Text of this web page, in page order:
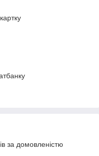
за домовленістю